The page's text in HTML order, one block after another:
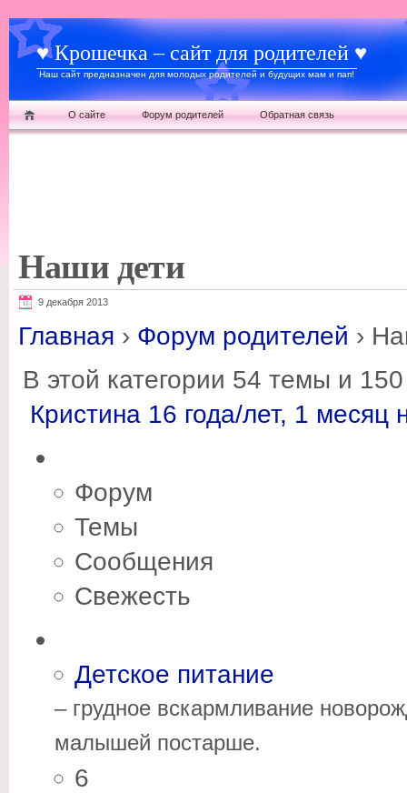
♥ Крошечка – сайт для родителей ♥
Наш сайт предназначен для молодых родителей и будущих мам и пап!
О сайте Форум родителей Обратная связь
Наши дети
9 декабря 2013
Главная › Форум родителей ›
В этой категории 54 темы и
Кристина 16 года/лет, 1 месяц
Форум
Темы
Сообщения
Свежесть
Детское питание
– грудное вскармливание
малышей постарше.
6